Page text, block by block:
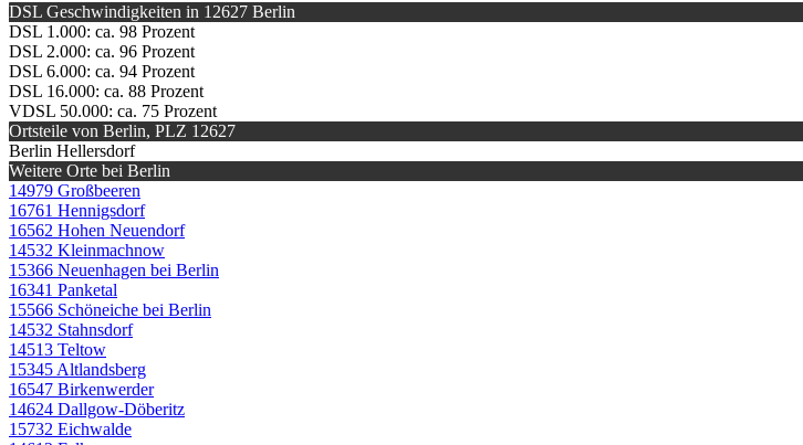
DSL Geschwindigkeiten in 12627 Berlin
DSL 1.000: ca. 98 Prozent
DSL 2.000: ca. 96 Prozent
DSL 6.000: ca. 94 Prozent
DSL 16.000: ca. 88 Prozent
VDSL 50.000: ca. 75 Prozent
Ortsteile von Berlin, PLZ 12627
Berlin Hellersdorf
Weitere Orte bei Berlin
14979 Großbeeren
16761 Hennigsdorf
16562 Hohen Neuendorf
14532 Kleinmachnow
15366 Neuenhagen bei Berlin
16341 Panketal
15566 Schöneiche bei Berlin
14532 Stahnsdorf
14513 Teltow
15345 Altlandsberg
16547 Birkenwerder
14624 Dallgow-Döberitz
15732 Eichwalde